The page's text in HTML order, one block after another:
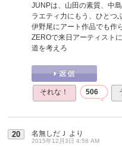
JUNPは、山田の素質、中
ラエティ力にもう、ひとつ
伊野尾にアート作品でも作
ZEROで来日アーティスト
道を考えろ
それな！ 506
20 名無しだＪ より
2015年12月3日 4:58 AM